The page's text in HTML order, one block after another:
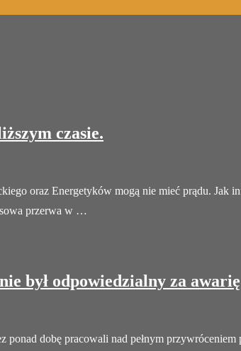
czasie.
oraz Energetyków mogą nie mieć prądu. Jak
przerwa w …
był odpowiedzialny za
dobę pracowali nad pełnym